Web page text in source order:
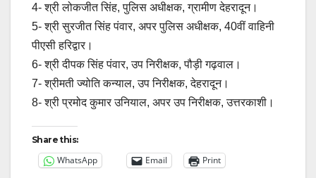
4- श्री लोकजीत सिंह, पुलिस अधीक्षक, ग्रामीण देहरादून।
5- श्री सुरजीत सिंह पंवार, अपर पुलिस अधीक्षक, 40वीं वाहिनी
पीएसी हरिद्वार।
6- श्री दीपक सिंह पंवार, उप निरीक्षक, पौड़ी गढ़वाल।
7- श्रीमती ज्योति कन्याल, उप निरीक्षक, देहरादून।
8- श्री प्रमोद कुमार उनियाल, अपर उप निरीक्षक, उत्तरकाशी।
Share this:
WhatsApp Email Print